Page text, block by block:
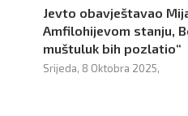
Jevto obavještavao
Amfilohijevom stanju,
muštuluk bih pozlatio“
Srijeda, 8 Oktobra 2025,